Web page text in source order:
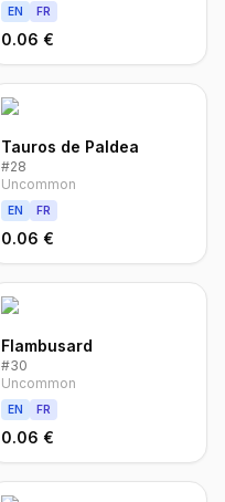
EN FR
0.06 €
Tauros de Paldea
#28
Uncommon
EN FR
0.06 €
Flambusard
#30
Uncommon
EN FR
0.06 €